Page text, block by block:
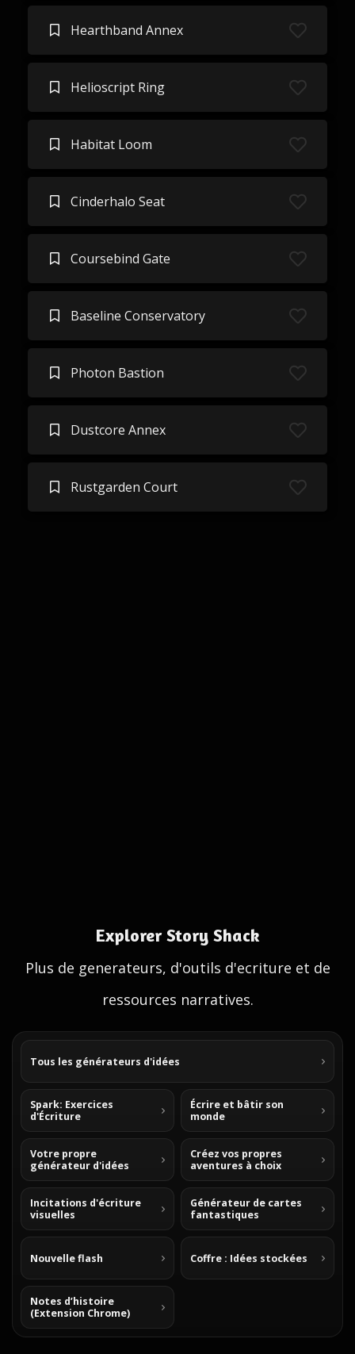
Hearthband Annex
Helioscript Ring
Habitat Loom
Cinderhalo Seat
Coursebind Gate
Baseline Conservatory
Photon Bastion
Dustcore Annex
Rustgarden Court
Explorer Story Shack
Plus de generateurs, d'outils d'ecriture et de
ressources narratives.
Tous les générateurs d'idées
Spark: Exercices
d'Écriture
Écrire et bâtir son
monde
Votre propre
générateur d'idées
Créez vos propres
aventures à choix
Incitations d'écriture
visuelles
Générateur de cartes
fantastiques
Nouvelle flash Coffre : Idées stockées
Notes d’histoire
(Extension Chrome)